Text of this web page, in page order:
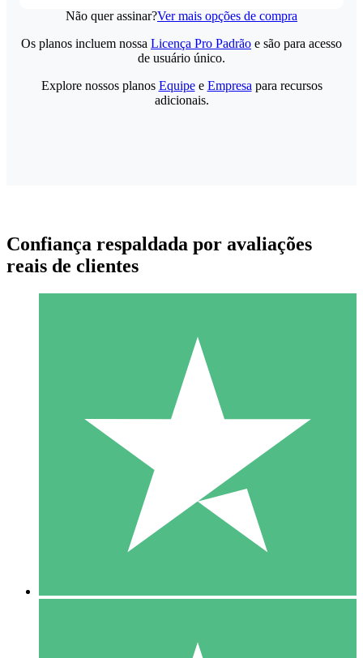
Não quer assinar?Ver mais opções de compra
Pacotes de Créditos Individuais
Pague conforme o uso com créditos de download. Sem
1000
10 Downloads
Os planos incluem nossa Licença Pro Padrão e são para acesso
de usuário único.
Explore nossos planos Equipee Empresa para recursos
adicionais.
Confiança respaldada por avaliações
reais de clientes